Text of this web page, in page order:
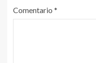
Comentario *